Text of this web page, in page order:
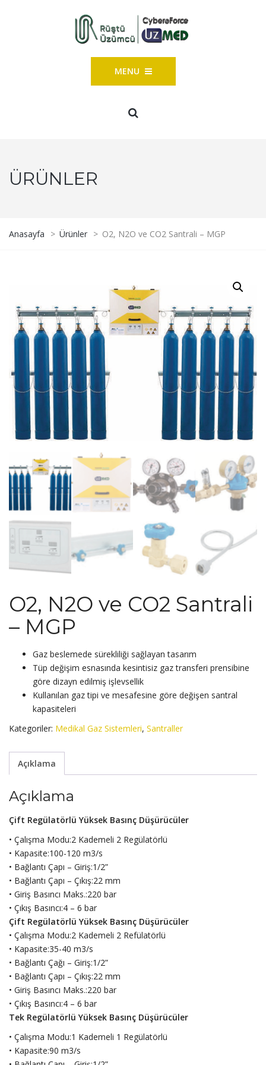
MENU
ÜRÜNLER
Anasayfa > Ürünler > O2, N2O ve CO2 Santrali – MGP
O2, N2O ve CO2 Santrali
– MGP
Gaz beslemede sürekliliği sağlayan tasarım
Tüp değişim esnasında kesintisiz gaz transferi prensibine
göre dizayn edilmiş işlevsellik
Kullanılan gaz tipi ve mesafesine göre değişen santral
kapasiteleri
Kategoriler: Medikal Gaz Sistemleri, Santraller
Açıklama
Açıklama
Çift Regülatörlü Yüksek Basınç Düşürücüler
• Çalışma Modu:2 Kademeli 2 Regülatörlü
• Kapasite:100-120 m3/s
• Bağlantı Çapı – Giriş:1/2”
• Bağlantı Çapı – Çıkış:22 mm
• Giriş Basıncı Maks.:220 bar
• Çıkış Basıncı:4 – 6 bar
Çift Regülatörlü Yüksek Basınç Düşürücüler
• Çalışma Modu:2 Kademeli 2 Refülatörlü
• Kapasite:35-40 m3/s
• Bağlantı Çağı – Giriş:1/2”
• Bağlantı Çapı – Çıkış:22 mm
• Giriş Basıncı Maks.:220 bar
• Çıkış Basıncı:4 – 6 bar
Tek Regülatörlü Yüksek Basınç Düşürücüler
• Çalışma Modu:1 Kademeli 1 Regülatörlü
• Kapasite:90 m3/s